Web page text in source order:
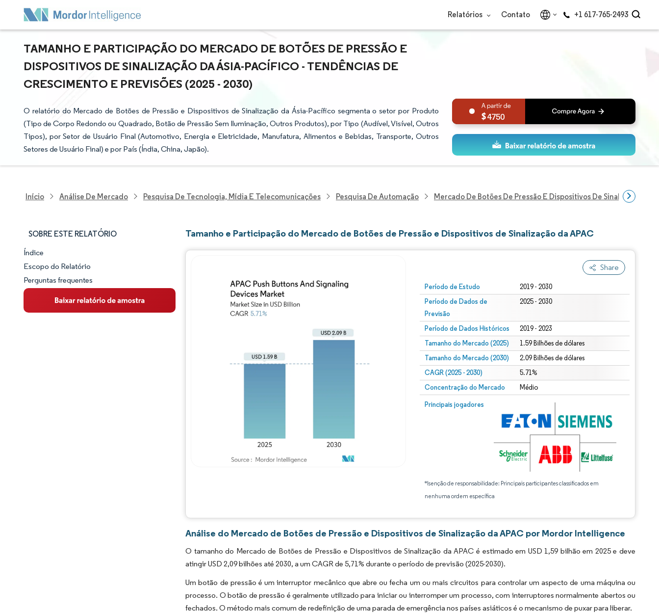
Relatórios Contato +1 617-765-2493
TAMANHO E PARTICIPAÇÃO DO MERCADO DE BOTÕES DE PRESSÃO E
DISPOSITIVOS DE SINALIZAÇÃO DA ÁSIA-PACÍFICO - TENDÊNCIAS DE
CRESCIMENTO E PREVISÕES (2025 - 2030)
O relatório do Mercado de Botões de Pressão e Dispositivos de Sinalização da Ásia-Pacífico segmenta o setor por Produto
(Tipo de Corpo Redondo ou Quadrado, Botão de Pressão Sem Iluminação, Outros Produtos), por Tipo (Audível, Visível, Outros
Tipos), por Setor de Usuário Final (Automotivo, Energia e Eletricidade, Manufatura, Alimentos e Bebidas, Transporte, Outros
Setores de Usuário Final) e por País (Índia, China, Japão).
4750
Início Análise De Mercado Pesquisa De Tecnologia, Mídia E Telecomunicações Pesquisa De Automação Mercado De Botões De Pressão E Dispositivos De Sinalização Da
SOBRE ESTE RELATÓRIO
Panorama do Mercado
Visão Geral do Mercado
Principais Tendências de Mercado
Índice
Escopo do Relatório
Perguntas frequentes
Tamanho e Participação do Mercado de Botões de Pressão e Dispositivos de Sinalização da APAC
Share
Período de Estudo 2019 - 2030
Período de Dados de
Previsão
2025 - 2030
Período de Dados Históricos 2019 - 2023
Tamanho do Mercado (2025) 1.59 Bilhões de dólares
Tamanho do Mercado (2030) 2.09 Bilhões de dólares
CAGR (2025 - 2030) 5.71%
Concentração do Mercado Médio
Principais jogadores
*Isenção de responsabilidade: Principais participantes classificados em
nenhuma ordem específica
Análise do Mercado de Botões de Pressão e Dispositivos de Sinalização da APAC por Mordor Intelligence
O tamanho do Mercado de Botões de Pressão e Dispositivos de Sinalização da APAC é estimado em USD 1,59 bilhão em 2025 e deve
atingir USD 2,09 bilhões até 2030, a um CAGR de 5,71% durante o período de previsão (2025-2030).
Um botão de pressão é um interruptor mecânico que abre ou fecha um ou mais circuitos para controlar um aspecto de uma máquina ou
processo. O botão de pressão é geralmente utilizado para iniciar ou interromper um processo, com interruptores normalmente abertos ou
fechados. O método mais comum de redefinição de uma parada de emergência nos países asiáticos é o mecanismo de puxar para liberar.